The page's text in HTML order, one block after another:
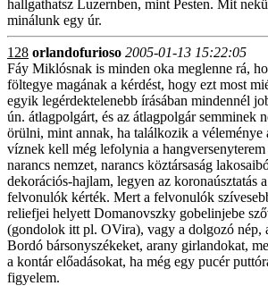
hallgathatsz Luzernben, mint Pesten. Mit
minálunk egy úr.
128 orlandofurioso 2005-01-13 15:22:05
Fáy Miklósnak is minden oka meglenne rá,
föltegye magának a kérdést, hogy ezt most
egyik legérdektelenebb írásában mindennél
ún. átlagpolgárt, és az átlagpolgár semminek
örülni, mint annak, ha találkozik a
víznek kell még lefolynia a
narancs nemzet, narancs köztársaság
dekorációs-hajlam, legyen az koronaúsztatás
felvonulók kérték. Mert a felvonulók
reliefjei helyett Domanovszky gobelinjebe
(gondolok itt pl. OVira), vagy a dolgozó nép,
Bordó bársonyszékeket, arany girlandokat,
a kontár előadásokat, ha még egy pucér
figyelem.